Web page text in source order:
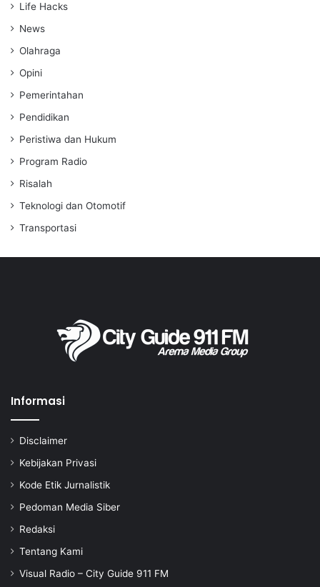
Life Hacks
News
Olahraga
Opini
Pemerintahan
Pendidikan
Peristiwa dan Hukum
Program Radio
Risalah
Teknologi dan Otomotif
Transportasi
Informasi
Disclaimer
Kebijakan Privasi
Kode Etik Jurnalistik
Pedoman Media Siber
Redaksi
Tentang Kami
Visual Radio – City Guide 911 FM